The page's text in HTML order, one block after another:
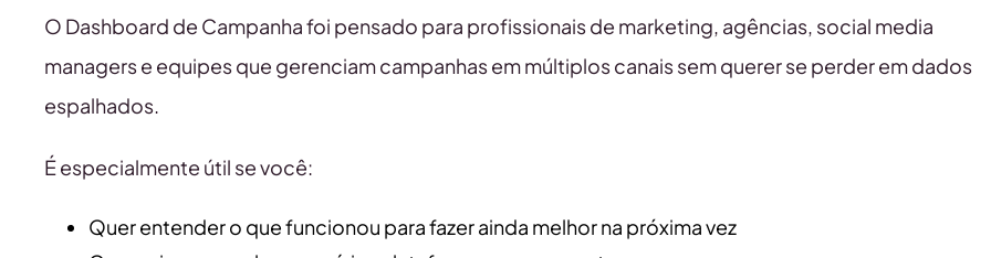
O Dashboard de Campanha foi pensado para profissionais de marketing, agências, social media
managers e equipes que gerenciam campanhas em múltiplos canais sem querer se perder em dados
espalhados.
É especialmente útil se você:
Quer entender o que funcionou para fazer ainda melhor na próxima vez